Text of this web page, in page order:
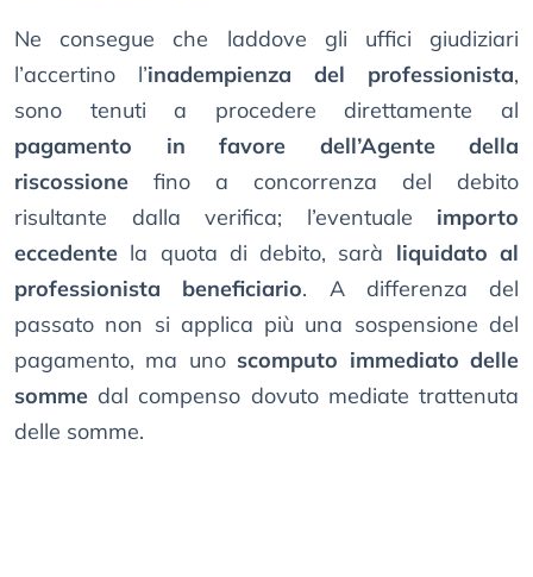
Ne consegue che laddove gli uffici giudiziari
l’accertino l’inadempienza del professionista,
sono tenuti a procedere direttamente al
pagamento in favore dell’Agente della
riscossione fino a concorrenza del debito
risultante dalla verifica; l’eventuale importo
eccedente la quota di debito, sarà liquidato al
professionista beneficiario. A differenza del
passato non si applica più una sospensione del
pagamento, ma uno scomputo immediato delle
somme dal compenso dovuto mediate trattenuta
delle somme.